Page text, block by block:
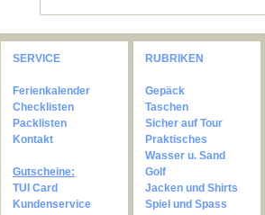
SERVICE
Ferienkalender
Checklisten
Packlisten
Kontakt
Gutscheine:
TUI Card
Kundenservice
RUBRIKEN
Gepäck
Taschen
Sicher auf Tour
Praktisches
Wasser u. Sand
Golf
Jacken und Shirts
Spiel und Spass